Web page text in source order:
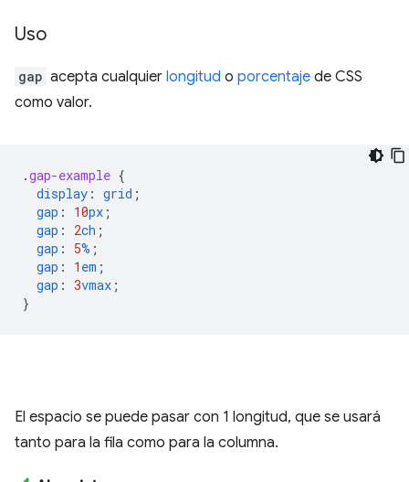
Uso
gap acepta cualquier longitud o porcentaje de CSS
como valor.
.gap-example {
display : grid ;
gap : 10px ;
gap : 2ch ;
gap : 5% ;
gap : 1 em ;
gap : 3vmax ;
}
El espacio se puede pasar con 1 longitud, que se usará
tanto para la fila como para la columna.